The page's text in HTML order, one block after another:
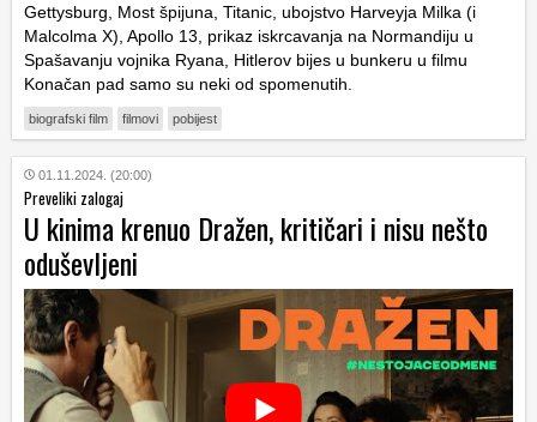
Gettysburg, Most špijuna, Titanic, ubojstvo Harveyja Milka (i
Malcolma X), Apollo 13, prikaz iskrcavanja na Normandiju u
Spašavanju vojnika Ryana, Hitlerov bijes u bunkeru u filmu
Konačan pad samo su neki od spomenutih.
biografski film filmovi pobijest
01.11.2024. (20:00)
Preveliki zalogaj
U kinima krenuo Dražen, kritičari i nisu nešto
oduševljeni